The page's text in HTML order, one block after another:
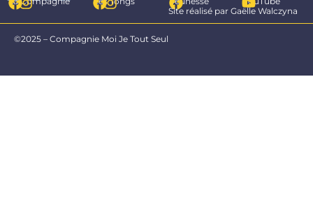
©2025 – Compagnie Moi Je Tout Seul
Site réalisé par Gaëlle Walczyna